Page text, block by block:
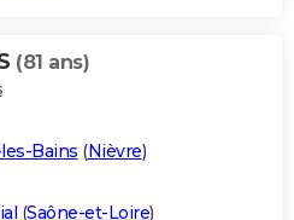
(81 ans)
Bains (Nièvre)
(Saône-et-Loire)